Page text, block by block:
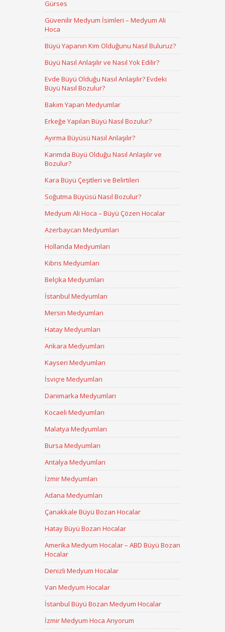
Gürses
Güvenilir Medyum İsimleri – Medyum Ali
Hoca
Büyü Yapanın Kim Olduğunu Nasıl Buluruz?
Büyü Nasıl Anlaşılır ve Nasıl Yok Edilir?
Evde Büyü Olduğu Nasıl Anlaşılır? Evdeki
Büyü Nasıl Bozulur?
Bakım Yapan Medyumlar
Erkeğe Yapılan Büyü Nasıl Bozulur?
Ayırma Büyüsü Nasıl Anlaşılır?
Karımda Büyü Olduğu Nasıl Anlaşılır ve
Bozulur?
Kara Büyü Çeşitleri ve Belirtileri
Soğutma Büyüsü Nasıl Bozulur?
Medyum Ali Hoca – Büyü Çözen Hocalar
Azerbaycan Medyumları
Hollanda Medyumları
Kıbrıs Medyumları
Belçika Medyumları
İstanbul Medyumları
Mersin Medyumları
Hatay Medyumları
Ankara Medyumları
Kayseri Medyumları
İsviçre Medyumları
Danimarka Medyumları
Kocaeli Medyumları
Malatya Medyumları
Bursa Medyumları
Antalya Medyumları
İzmir Medyumları
Adana Medyumları
Çanakkale Büyü Bozan Hocalar
Hatay Büyü Bozan Hocalar
Amerika Medyum Hocalar – ABD Büyü Bozan
Hocalar
Denizli Medyum Hocalar
Van Medyum Hocalar
İstanbul Büyü Bozan Medyum Hocalar
İzmir Medyum Hoca Arıyorum